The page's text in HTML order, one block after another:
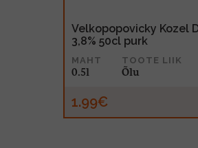
Velkopopovicky Kozel
3,8% 50cl purk
MAHT
0.5l
TOOTE LIIK
Õlu
1.99€